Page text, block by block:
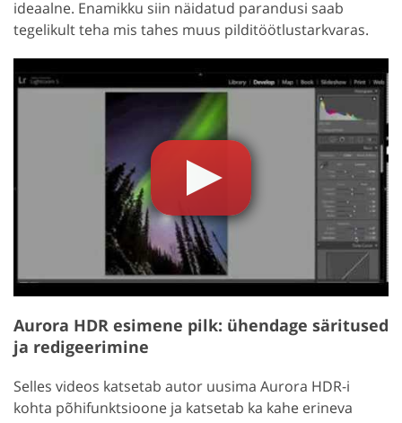
ideaalne. Enamikku siin näidatud parandusi saab
tegelikult teha mis tahes muus pilditöötlustarkvaras.
Aurora HDR esimene pilk: ühendage säritused
ja redigeerimine
Selles videos katsetab autor uusima Aurora HDR-i
kohta põhifunktsioone ja katsetab ka kahe erineva